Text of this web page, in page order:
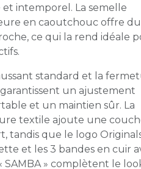
et intemporel. La semelle
en caoutchouc offre
ce qui la rend idéale
standard et la
garantissent un ajustement
et un maintien sûr. La
textile ajoute une
tandis que le logo
et les 3 bandes en cuir
SAMBA » complètent le